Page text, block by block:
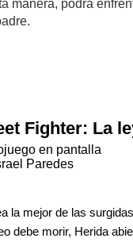
manera, podrá
Fighter: La
en pantalla
Paredes
la mejor de las
debe morir, Herida